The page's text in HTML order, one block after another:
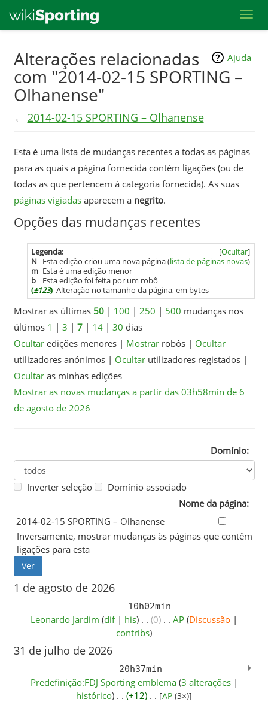
main
content
Ajuda
Alterações relacionadas
com "2014-02-15 SPORTING –
Olhanense"
← 2014-02-15 SPORTING – Olhanense
Esta é uma lista de mudanças recentes a todas as páginas
para as quais a página fornecida contém ligações (ou de
todas as que pertencem à categoria fornecida). As suas
páginas vigiadasaparecem a negrito.
Opções das mudanças recentes
[Ocultar]
Legenda:
N
Esta edição criou uma nova página (lista de páginas novas)
m Esta é uma edição menor
b
Esta edição foi feita por um robô
(±123) Alteração no tamanho da página, em bytes
Mostrar as últimas 50| 100 | 250 | 500 mudanças nos
últimos 1 | 3 | 7| 14| 30 dias
Ocultaredições menores| Mostrarrobôs| Ocultar
utilizadores anónimos| Ocultarutilizadores registados|
Ocultaras minhas edições
Mostrar as novas mudanças a partir das 03h58min de 6
de agosto de 2026
Domínio:
Inverter seleção
Domínio associado
Nome da página:
Inversamente, mostrar mudanças às páginas que contêm
ligações para esta
1 de agosto de 2026
10h02min
Leonardo Jardim ‎ (dif| his) . . (0) . . AP (Discussão |
contribs)
31 de julho de 2026
20h37min
Predefinição:FDJ Sporting emblema‎‎ (3 alterações|
histórico) . . (+12) . . [AP ‎ (3×)]